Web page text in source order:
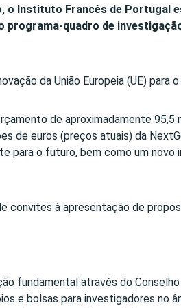
o Instituto Francês de Portugal
programa-quadro de
da União Europeia (UE) para
de aproximadamente 95,5
de euros (preços atuais) da
para o futuro, bem como um novo
convites à apresentação de
fundamental através do
e bolsas para investigadores no